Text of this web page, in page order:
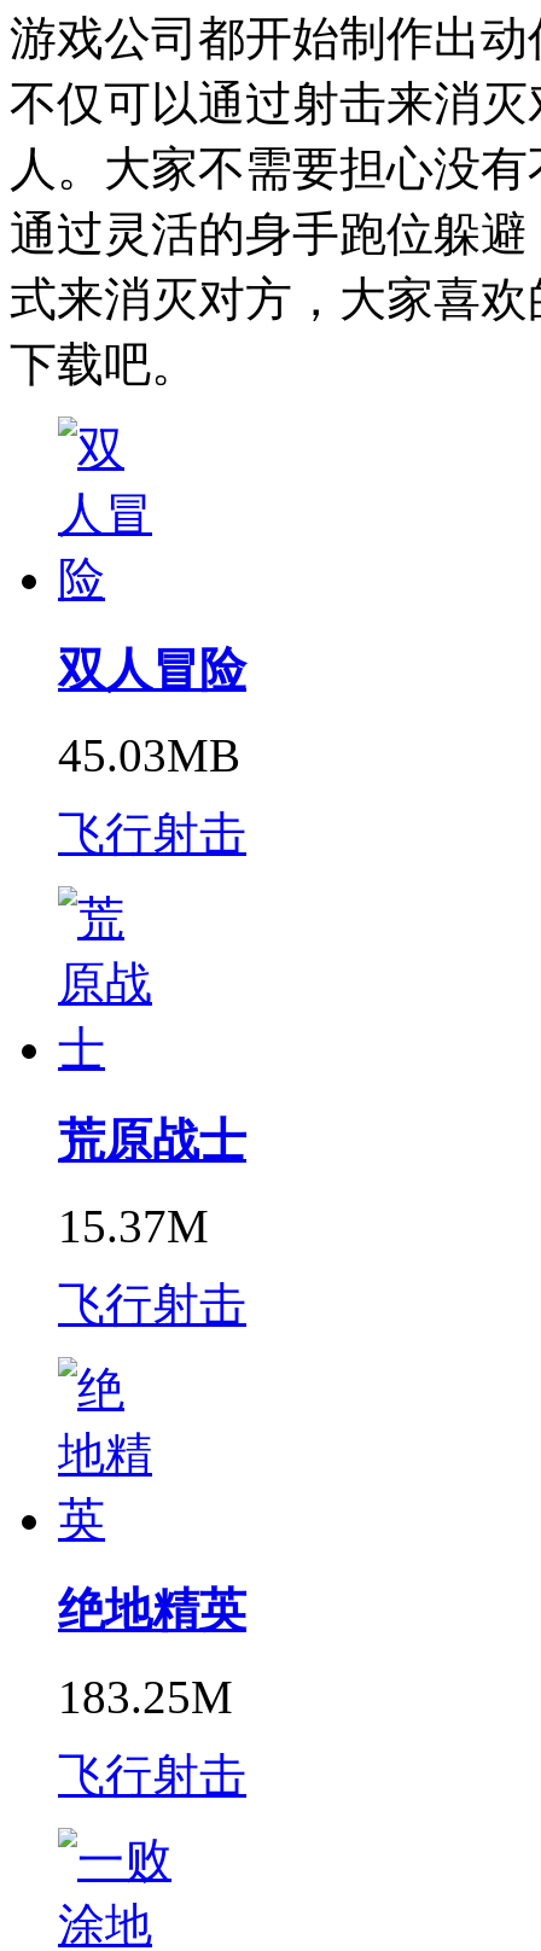
游戏公司都开始制作出
不仅可以通过射击来消
人。大家不需要担心没
通过灵活的身手跑位躲
式来消灭对方，大家喜
下载吧。
双人冒险
45.03MB
飞行射击
荒原战士
15.37M
飞行射击
绝地精英
183.25M
飞行射击